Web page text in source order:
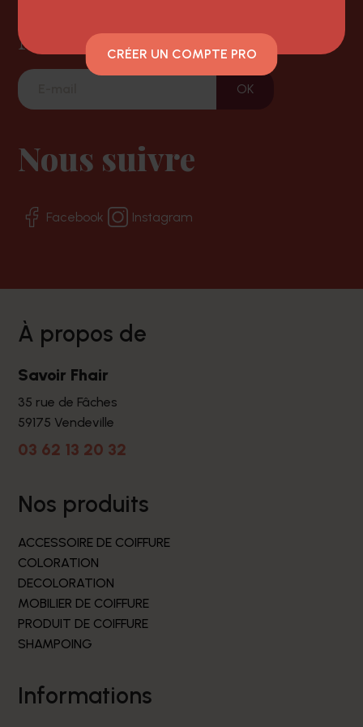
Newsletter
Nous suivre
Facebook Instagram
à propos de
Savoir Fhair
35 rue de Fâches
59175 Vendeville
03 62 13 20 32
nos produits
ACCESSOIRE DE COIFFURE
COLORATION
DECOLORATION
MOBILIER DE COIFFURE
PRODUIT DE COIFFURE
SHAMPOING
informations
CRÉER UN COMPTE PRO